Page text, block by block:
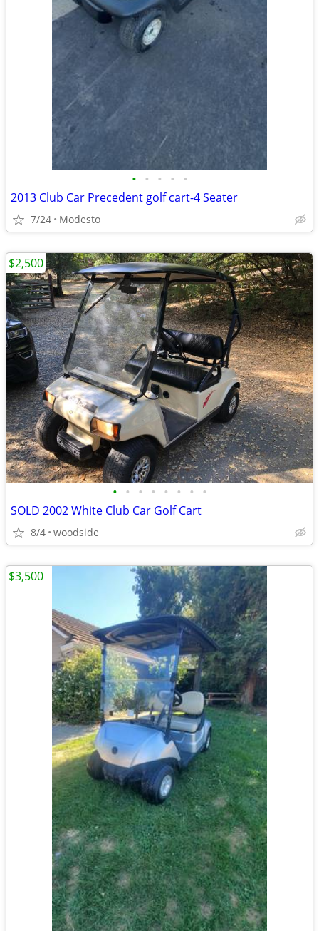
• • • • •
2013 Club Car Precedent golf cart-4 Seater
7/24 Modesto
• • • • • • • •
SOLD 2002 White Club Car Golf Cart
8/4 woodside
$2,500
$3,500